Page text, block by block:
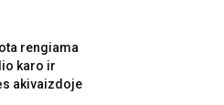
rengiama
karo ir
akivaizdoje